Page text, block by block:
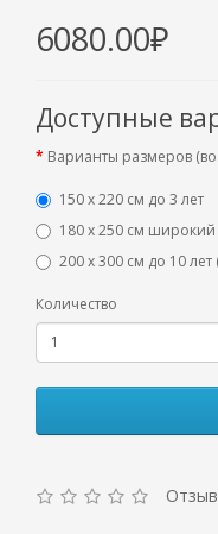
6080.00₽
Доступные
Варианты размеров
150 х 220 см до 3 лет
180 х 250 см широкий
200 х 300 см до 10 лет
Количество